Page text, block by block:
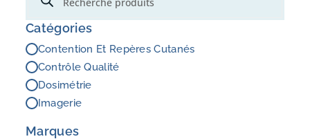
Catégories
Contention Et Repères Cutanés
Contrôle Qualité
Dosimétrie
Imagerie
Marques